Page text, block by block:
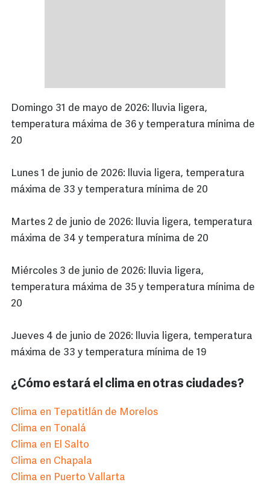
Domingo 31 de mayo de 2026: lluvia ligera,
temperatura máxima de 36 y temperatura mínima de
20
Lunes 1 de junio de 2026: lluvia ligera, temperatura
máxima de 33 y temperatura mínima de 20
Martes 2 de junio de 2026: lluvia ligera, temperatura
máxima de 34 y temperatura mínima de 20
Miércoles 3 de junio de 2026: lluvia ligera,
temperatura máxima de 35 y temperatura mínima de
20
Jueves 4 de junio de 2026: lluvia ligera, temperatura
máxima de 33 y temperatura mínima de 19
¿Cómo estará el clima en otras ciudades?
Clima en Tepatitlán de Morelos
Clima en Tonalá
Clima en El Salto
Clima en Chapala
Clima en Puerto Vallarta